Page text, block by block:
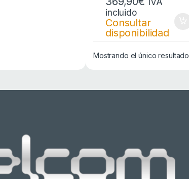
incluido
Consultar
disponibilidad
Mostrando el único resultado